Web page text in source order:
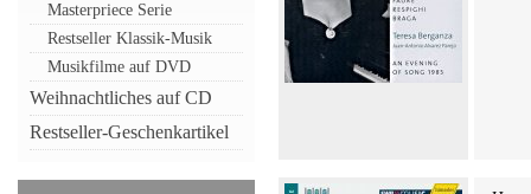
Masterpriece Serie
Restseller Klassik-Musik
Musikfilme auf DVD
Weihnachtliches auf CD
Restseller-Geschenkartikel